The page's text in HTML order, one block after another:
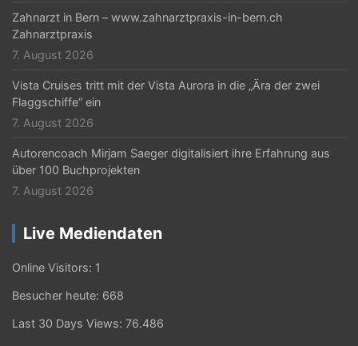
Zahnarzt in Bern – www.zahnarztpraxis-in-bern.ch
Zahnarztpraxis
7. August 2026
Vista Cruises tritt mit der Vista Aurora in die „Ära der zwei
Flaggschiffe“ ein
7. August 2026
Autorencoach Mirjam Saeger digitalisiert ihre Erfahrung aus
über 100 Buchprojekten
7. August 2026
Live Mediendaten
Online Visitors: 1
Besucher heute: 668
Last 30 Days Views: 76.486